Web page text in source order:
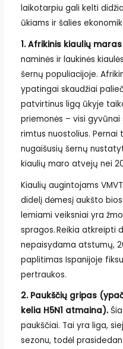
laikotarpiu gali kelti
ūkiams ir šalies
1. Afrikinis kiaulių
naminės ir laukinės
šernų populiacijoje.
ypatingai skaudžiai
patvirtinus ligą ūkyje
priemonės – visi gyvūnai
rimtus nuostolius. Pernai
nugaišusių šernų
kiaulių maro atvejų nei
Kiaulių augintojams
didelį dėmesį aukšto
lemiami veiksniai yra
spragos. Reikia atkreipti
nepaisydama atstumų,
paplitimas Ispanijoje
pertraukos.
2. Paukščių gripas
kelia H5N1 atmaina).Šia
paukščiai. Tai yra liga,
sezonu, todėl